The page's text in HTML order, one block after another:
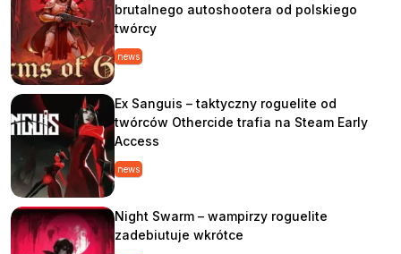
brutalnego autoshootera od polskiego
twórcy
news
Ex Sanguis – taktyczny roguelite od
twórców Othercide trafia na Steam Early
Access
news
Night Swarm – wampirzy roguelite
zadebiutuje wkrótce